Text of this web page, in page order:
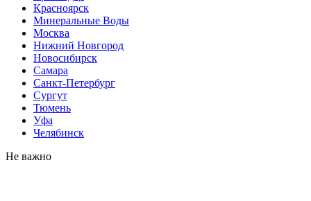
Красноярск
Минеральные Воды
Москва
Нижний Новгород
Новосибирск
Самара
Санкт-Петербург
Сургут
Тюмень
Уфа
Челябинск
Не важно